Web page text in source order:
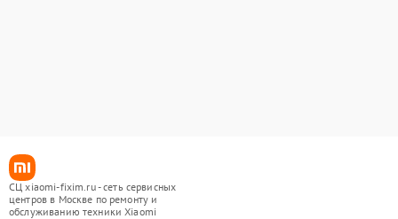
СЦ xiaomi-fixim.ru - сеть сервисных
центров в Москве по ремонту и
обслуживанию техники Xiaomi